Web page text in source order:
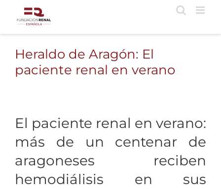
contenido
Heraldo de Aragón: El
paciente renal en verano
El paciente renal en verano:
más de un centenar de
aragoneses reciben
hemodiálisis en sus